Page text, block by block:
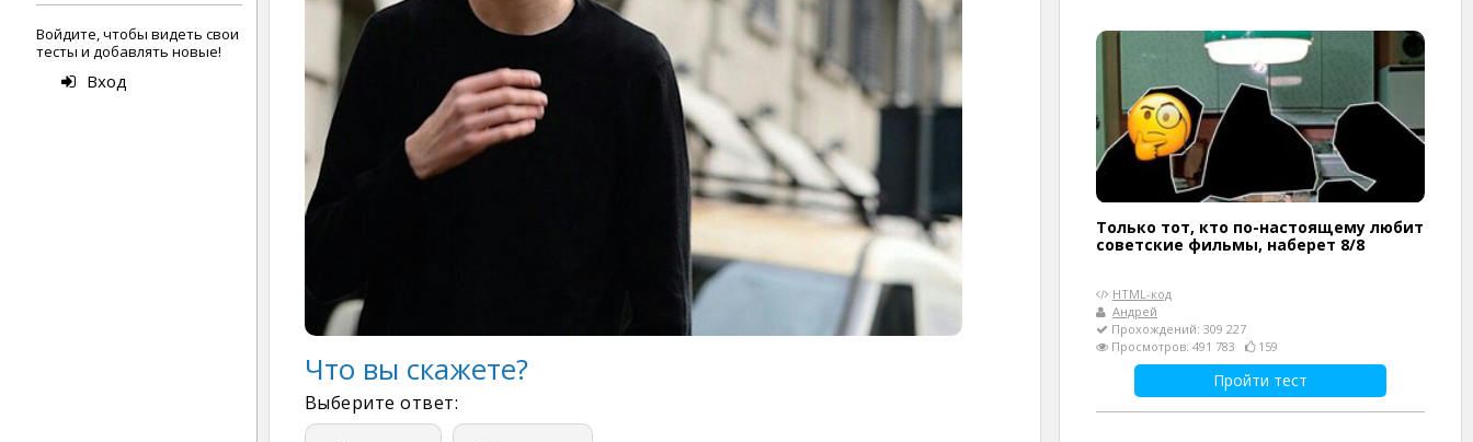
Войдите, чтобы видеть свои
тесты и добавлять новые!
Вход
Что вы скажете?
Выберите ответ:
Только тот, кто по-настоящему любит
советские фильмы, наберет 8/8
HTML-код
Андрей
Прохождений: 309 227
Просмотров: 491 783
159
Пройти тест